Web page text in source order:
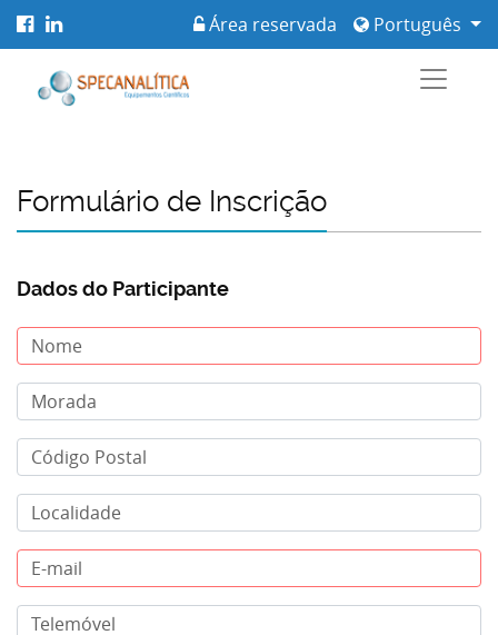
Português
Área reservada
Formulário de Inscrição
Dados do Participante